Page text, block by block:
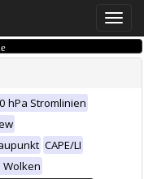
Toggle
hPa Stromlinien
CAPE/LI